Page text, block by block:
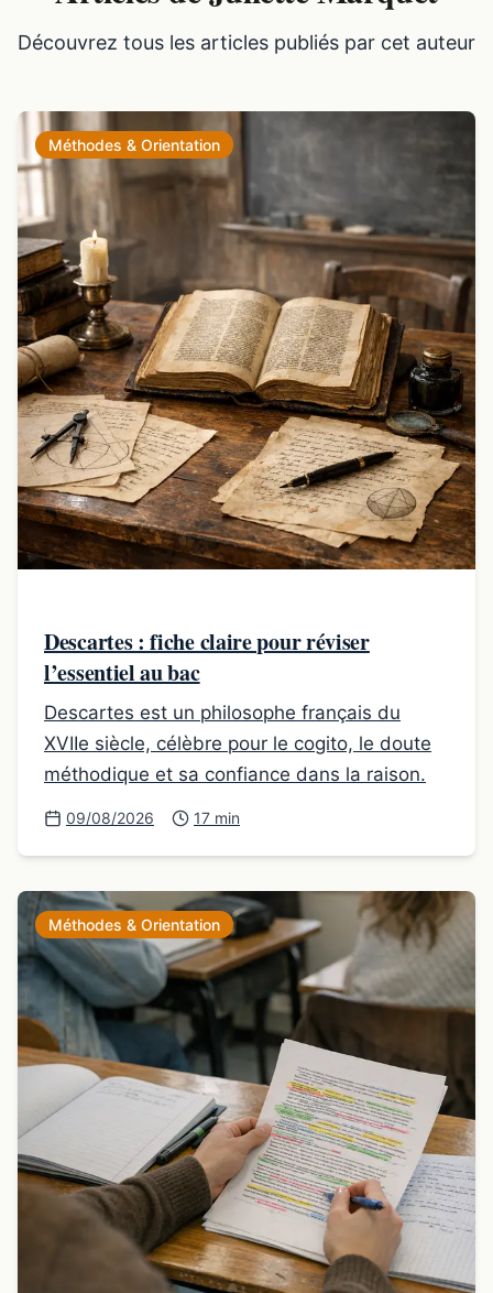
Découvrez tous les articles publiés par cet auteur
Méthodes & Orientation
Descartes : fiche claire pour réviser
l’essentiel au bac
Descartes est un philosophe français du
XVIIe siècle, célèbre pour le cogito, le doute
méthodique et sa confiance dans la raison.
09/08/2026 17 min
Méthodes & Orientation